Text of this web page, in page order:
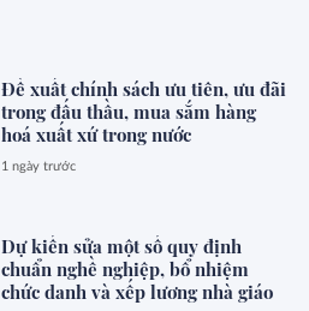
Đề xuất chính sách ưu tiên, ưu đãi
trong đấu thầu, mua sắm hàng
hoá xuất xứ trong nước
1 ngày trước
Dự kiến sửa một số quy định
chuẩn nghề nghiệp, bổ nhiệm
chức danh và xếp lương nhà giáo